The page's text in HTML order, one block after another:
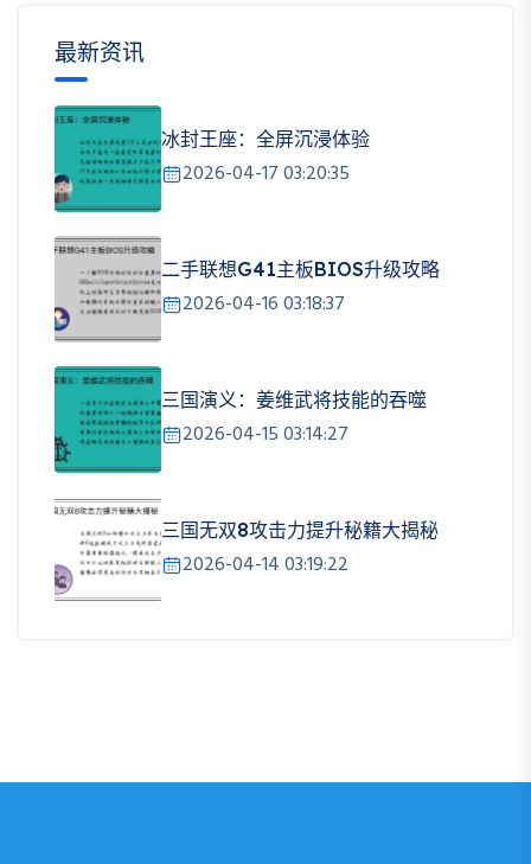
最新资讯
冰封王座：全屏沉浸体验
2026-04-17 03:20:35
二手联想G41主板BIOS升级攻略
2026-04-16 03:18:37
三国演义：姜维武将技能的吞噬
2026-04-15 03:14:27
三国无双8攻击力提升秘籍大揭秘
2026-04-14 03:19:22